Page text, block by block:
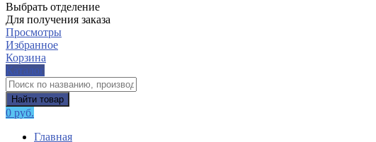
Выбрать отделение
Для получения заказа
Просмотры
Избранное
Корзина
Каталог
Найти товар
0 руб.
Главная